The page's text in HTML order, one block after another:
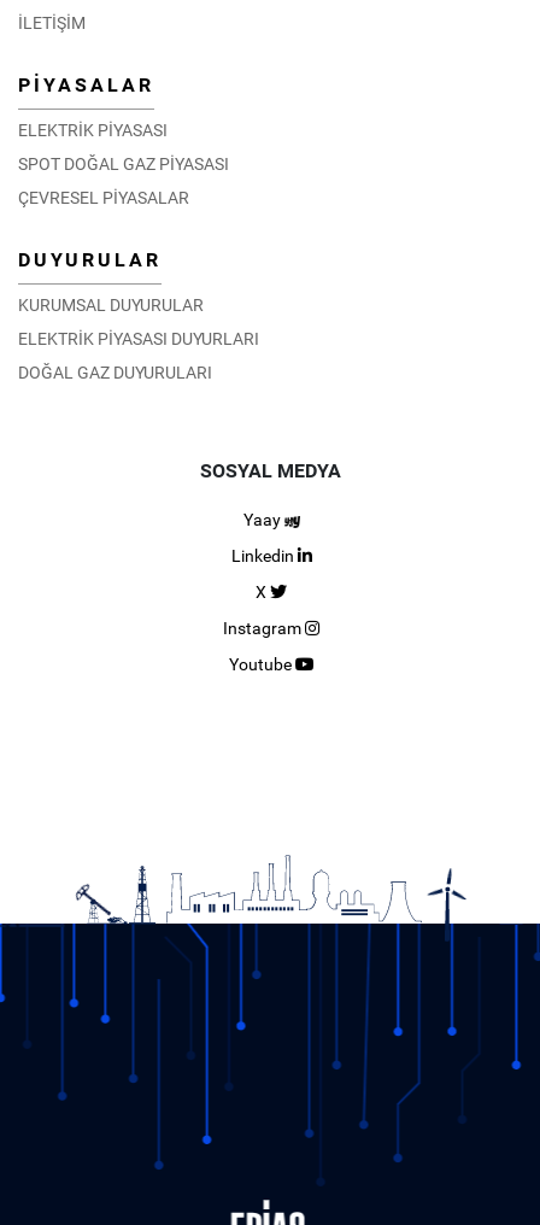
İLETİŞİM
PİYASALAR
ELEKTRİK PİYASASI
SPOT DOĞAL GAZ PİYASASI
ÇEVRESEL PİYASALAR
DUYURULAR
KURUMSAL DUYURULAR
ELEKTRİK PİYASASI DUYURLARI
DOĞAL GAZ DUYURULARI
SOSYAL MEDYA
Yaay
Linkedin
X
Instagram
Youtube